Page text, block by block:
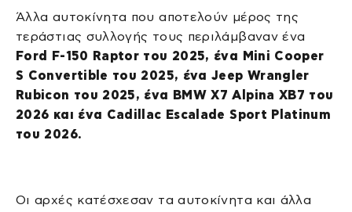
Άλλα αυτοκίνητα που αποτελούν μέρος της
τεράστιας συλλογής τους περιλάμβαναν ένα
Ford F-150 Raptor του 2025, ένα Mini Cooper
S Convertible του 2025, ένα Jeep Wrangler
Rubicon του 2025, ένα BMW X7 Alpina XB7 του
2026 και ένα Cadillac Escalade Sport Platinum
του 2026.
Οι αρχές κατέσχεσαν τα αυτοκίνητα και άλλα